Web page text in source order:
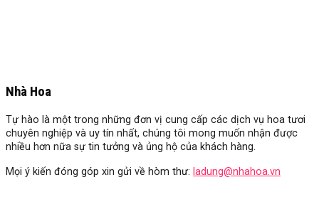
Nhà Hoa
Tự hào là một trong những đơn vị cung cấp các dịch vụ hoa tươi
chuyên nghiệp và uy tín nhất, chúng tôi mong muốn nhận được
nhiều hơn nữa sự tin tưởng và ủng hộ của khách hàng.
Mọi ý kiến đóng góp xin gửi về hòm thư: ladung@nhahoa.vn